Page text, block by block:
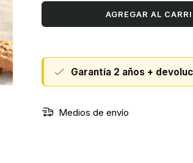
Garantía 2 años +
Medios de envío